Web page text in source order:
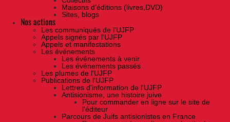
Maisons d’éditions (livres,DVD)
Sites, blogs
Nos actions
Les communiqués de l'UJFP
Appels signés par l'UJFP
Appels et manifestations
Les événements
Les événements à venir
Les événements passés
Les plumes de l'UJFP
Publications de l'UJFP
Lettres d'information de l'UJFP
Antisionisme, une histoire juive
Pour commander en ligne sur le site de
l'éditeur
Parcours de Juifs antisionistes en France